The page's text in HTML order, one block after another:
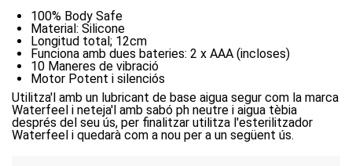
100% Body Safe
Material: Silicone
Longitud total; 12cm
Funciona amb dues bateries: 2 x AAA (incloses)
10 Maneres de vibració
Motor Potent i silenciós
Utilitza'l amb un lubricant de base aigua segur com la marca
Waterfeel i neteja'l amb sabó ph neutre i aigua tèbia
després del seu ús, per finalitzar utilitza l'esterilitzador
Waterfeel i quedarà com a nou per a un següent ús.